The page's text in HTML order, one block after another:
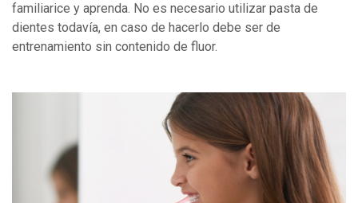
familiarice y aprenda. No es necesario utilizar pasta de
dientes todavía, en caso de hacerlo debe ser de
entrenamiento sin contenido de fluor.